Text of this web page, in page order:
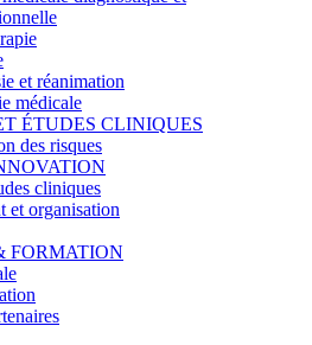
et réanimation
médicale
ÉTUDES CLINIQUES
des risques
cliniques
et organisation
FORMATION